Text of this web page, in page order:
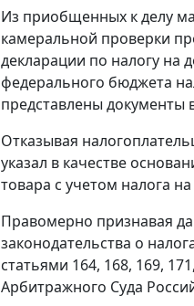
Из приобщенных к делу
камеральной проверки
декларации по налогу на
федерального бюджета
представлены документы
Отказывая
указал в качестве
товара с учетом налога
Правомерно признавая
законодательства о
статьями 164, 168, 169, 171,
Арбитражного Суда